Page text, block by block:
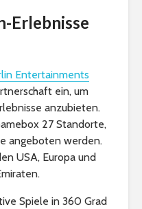
Erlebnisse
Entertainments
ein, um
anzubieten.
27 Standorte,
angeboten werden.
USA, Europa und
Spiele in 360 Grad